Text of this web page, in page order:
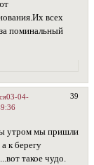
всех
поминальный
39
03-04-
утром мы пришли
к берегу
такое чудо.